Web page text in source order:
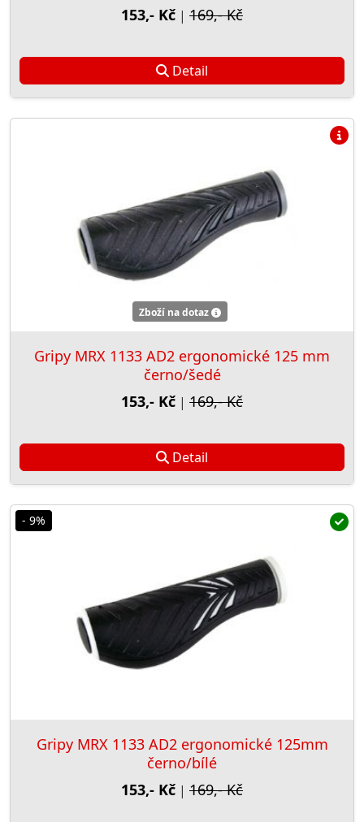
153,- Kč | 169,- Kč
Detail
Zboží na dotaz
Gripy MRX 1133 AD2 ergonomické 125 mm
černo/šedé
153,- Kč | 169,- Kč
Detail
- 9%
Gripy MRX 1133 AD2 ergonomické 125mm
černo/bílé
153,- Kč | 169,- Kč